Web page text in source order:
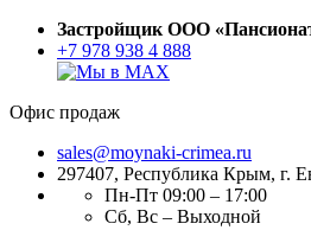
Застройщик ООО
+7 978 938 4 888
Офис продаж
sales@moynaki-crimea.ru
297407, Республика Крым, г.
Пн-Пт 09:00 – 17:00
Сб, Вс – Выходной